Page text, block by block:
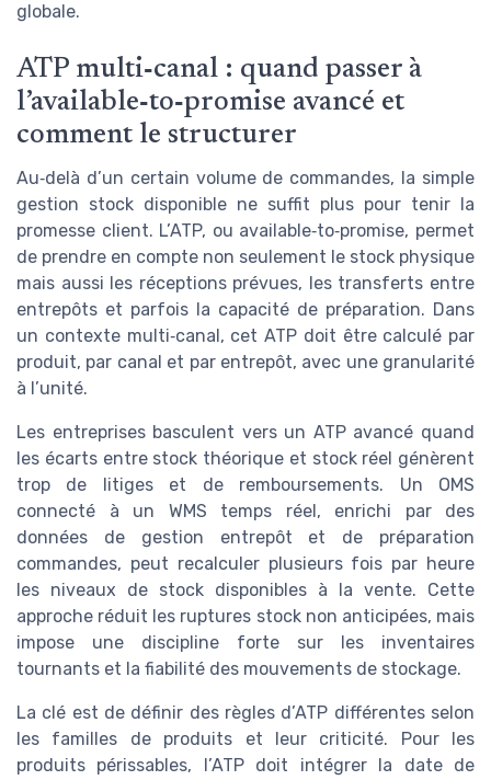
globale.
ATP multi‑canal : quand passer à
l’available‑to‑promise avancé et
comment le structurer
Au‑delà d’un certain volume de commandes, la simple
gestion stock disponible ne suffit plus pour tenir la
promesse client. L’ATP, ou available‑to‑promise, permet
de prendre en compte non seulement le stock physique
mais aussi les réceptions prévues, les transferts entre
entrepôts et parfois la capacité de préparation. Dans
un contexte multi‑canal, cet ATP doit être calculé par
produit, par canal et par entrepôt, avec une granularité
à l’unité.
Les entreprises basculent vers un ATP avancé quand
les écarts entre stock théorique et stock réel génèrent
trop de litiges et de remboursements. Un OMS
connecté à un WMS temps réel, enrichi par des
données de gestion entrepôt et de préparation
commandes, peut recalculer plusieurs fois par heure
les niveaux de stock disponibles à la vente. Cette
approche réduit les ruptures stock non anticipées, mais
impose une discipline forte sur les inventaires
tournants et la fiabilité des mouvements de stockage.
La clé est de définir des règles d’ATP différentes selon
les familles de produits et leur criticité. Pour les
produits périssables, l’ATP doit intégrer la date de